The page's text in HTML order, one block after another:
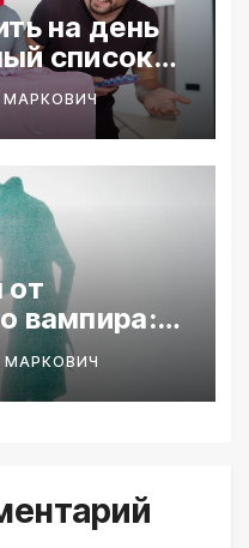
на день
список
МАРКОВИЧ
от
вампира:
МАРКОВИЧ